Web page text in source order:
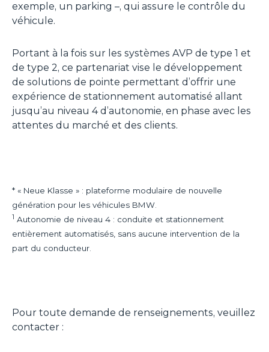
exemple, un parking –, qui assure le contrôle du
véhicule.
Portant à la fois sur les systèmes AVP de type 1 et
de type 2, ce partenariat vise le développement
de solutions de pointe permettant d’offrir une
expérience de stationnement automatisé allant
jusqu’au niveau 4 d’autonomie, en phase avec les
attentes du marché et des clients.
* « Neue Klasse » : plateforme modulaire de nouvelle
génération pour les véhicules BMW.
1 Autonomie de niveau 4 : conduite et stationnement
entièrement automatisés, sans aucune intervention de la
part du conducteur.
Pour toute demande de renseignements, veuillez
contacter :